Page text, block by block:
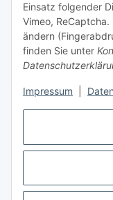
Einsatz folgender
Vimeo,
ändern
finden Sie unter
Impressum
Informationen
Gesetzliche
* Alle Preise inkl.